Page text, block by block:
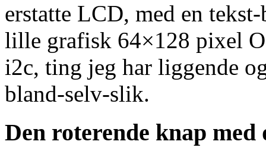
erstatte LCD, med en
lille grafisk 64×128 pixel
i2c, ting jeg har liggende
bland-selv-slik.
Den roterende knap med